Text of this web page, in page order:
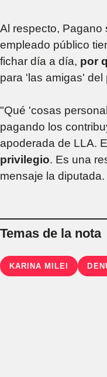
Al respecto, Pagano
empleado público
fichar día a día, por
para 'las amigas' del
"Qué 'cosas
pagando los
apoderada de LLA. E
privilegio. Es una
mensaje la diputada.
Temas de la nota
KARINA MILEI